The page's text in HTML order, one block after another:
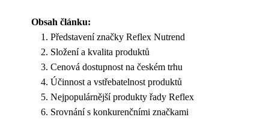
Obsah článku:
Představení značky Reflex Nutrend
Složení a kvalita produktů
Cenová dostupnost na českém trhu
Účinnost a vstřebatelnost produktů
Nejpopulárnější produkty řady Reflex
Srovnání s konkurenčními značkami